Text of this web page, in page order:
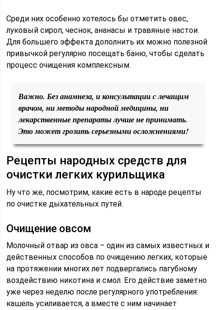
Среди них особенно хотелось бы отметить овес,
луковый сироп, чеснок, ананасы и травяные настои.
Для большего эффекта дополнить их можно полезной
привычкой регулярно посещать баню, чтобы сделать
процесс очищения комплексным.
Важно. Без анамнеза, и консультации с лечащим
врачом, ни методы народной медицины, ни
лекарственные препараты лучше не принимать.
Это может грозить серьезными осложнениями!
Рецепты народных средств для
очистки легких курильщика
Ну что же, посмотрим, какие есть в народе рецепты
по очистке дыхательных путей.
Очищение овсом
Молочный отвар из овса – один из самых известных и
действенных способов по очищению легких, которые
на протяжении многих лет подвергались пагубному
воздействию никотина и смол. Его действие заметно
уже через неделю после регулярного употребления:
кашель усиливается, а вместе с ним начинает